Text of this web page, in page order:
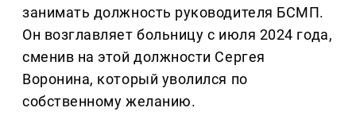
занимать должность руководителя БСМП.
Он возглавляет больницу с июля 2024 года,
сменив на этой должности Сергея
Воронина, который уволился по
собственному желанию.